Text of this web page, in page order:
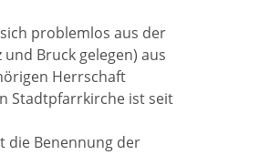
problemlos aus der
Bruck gelegen) aus
Herrschaft
Stadtpfarrkirche ist seit
die Benennung der